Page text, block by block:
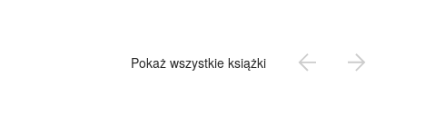
Pokaż wszystkie książki